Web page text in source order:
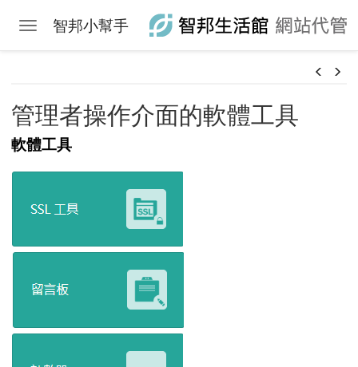
Toggle navigation
智邦小幫手
管理者操作介面的軟體工具
軟體工具